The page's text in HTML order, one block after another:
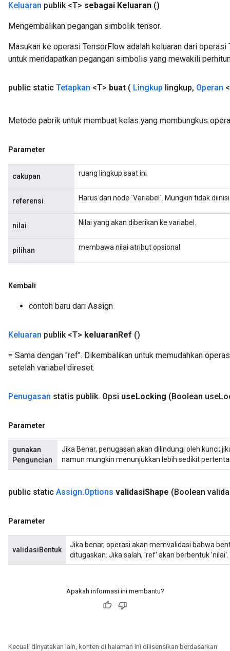
Keluaran publik <T> sebagai Keluaran ()
Mengembalikan pegangan simbolik tensor.
Masukan ke operasi TensorFlow adalah keluaran dari
untuk mendapatkan pegangan simbolis yang mewakili
public static Tetapkan <T> buat ( Lingkup lingkup, Operan
Metode pabrik untuk membuat kelas yang membungkus
Parameter
cakupan ruang lingkup saat ini
referensi Harus dari node `Variabel`. Mungkin tidak
nilai Nilai yang akan diberikan ke variabel.
pilihan membawa nilai atribut opsional
Kembali
contoh baru dari Assign
Keluaran publik <T> keluaranRef ()
= Sama dengan "ref". Dikembalikan untuk memudahkan
setelah variabel direset.
Penugasan statis publik. Opsi useLocking (Boolean use
Parameter
gunakan
Penguncian
Jika Benar, penugasan akan dilindungi oleh kunci;
namun mungkin menunjukkan lebih sedikit
public static Assign.Options validasiShape (Boolean
Parameter
validasiBentuk
Jika benar, operasi akan memvalidasi bahwa
ditugaskan. Jika salah, 'ref' akan berbentuk 'nilai'.
Apakah informasi ini membantu?
Kecuali dinyatakan lain, konten di halaman ini dilisensikan berdasarkan